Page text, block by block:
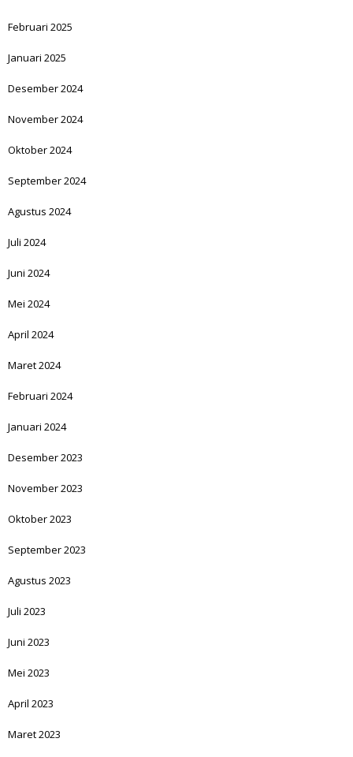
Februari 2025
Januari 2025
Desember 2024
November 2024
Oktober 2024
September 2024
Agustus 2024
Juli 2024
Juni 2024
Mei 2024
April 2024
Maret 2024
Februari 2024
Januari 2024
Desember 2023
November 2023
Oktober 2023
September 2023
Agustus 2023
Juli 2023
Juni 2023
Mei 2023
April 2023
Maret 2023